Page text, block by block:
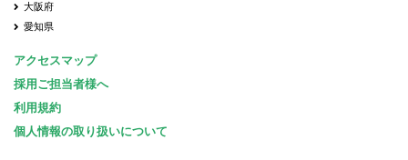
大阪府
愛知県
アクセスマップ
採用ご担当者様へ
利用規約
個人情報の取り扱いについて